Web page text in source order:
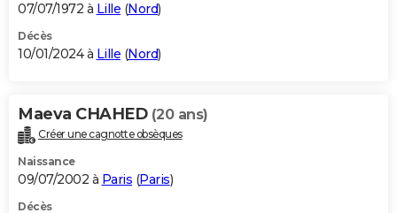
07/07/1972 à Lille (Nord)
Décès
10/01/2024 à Lille (Nord)
Maeva CHAHED (20 ans)
Créer une cagnotte obsèques
Naissance
09/07/2002 à Paris (Paris)
Décès